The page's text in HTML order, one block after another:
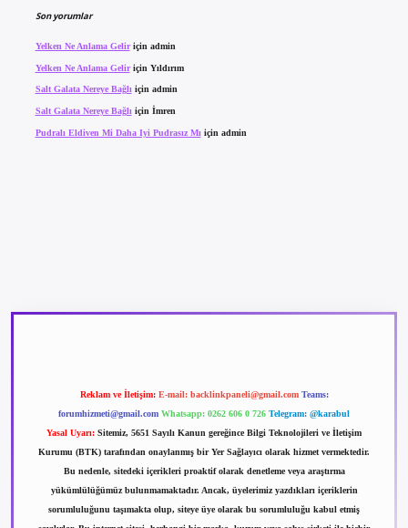
Son yorumlar
Yelken Ne Anlama Geliriçin admin
Yelken Ne Anlama Geliriçin Yıldırım
Salt Galata Nereye Bağlıiçin admin
Salt Galata Nereye Bağlı için İmren
Pudralı Eldiven Mi Daha Iyi Pudrasız Mı için admin
Reklam ve İletişim: E-mail: backlinkpaneli@gmail.com Teams:
forumhizmeti@gmail.com Whatsapp: 0262 606 0 726 Telegram: @karabul
Yasal Uyarı: Sitemiz, 5651 Sayılı Kanun gereğince Bilgi Teknolojileri ve İletişim
Kurumu (BTK) tarafından onaylanmış bir Yer Sağlayıcı olarak hizmet vermektedir.
Bu nedenle, sitedeki içerikleri proaktif olarak denetleme veya araştırma
yükümlülüğümüz bulunmamaktadır. Ancak, üyelerimiz yazdıkları içeriklerin
sorumluluğunu taşımakta olup, siteye üye olarak bu sorumluluğu kabul etmiş